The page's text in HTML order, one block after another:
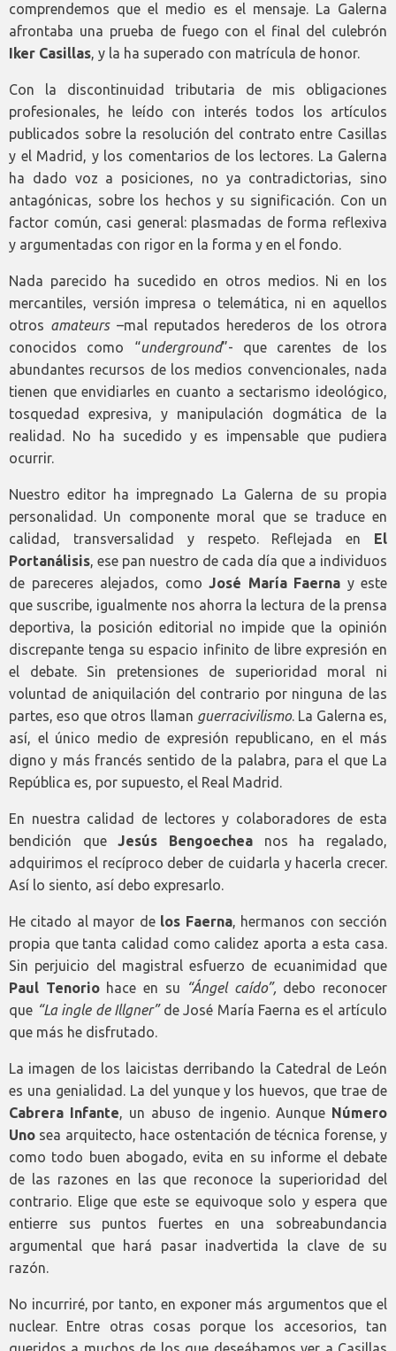
comprendemos que el medio es el mensaje. La Galerna
afrontaba una prueba de fuego con el final del culebrón
Iker Casillas, y la ha superado con matrícula de honor.
Con la discontinuidad tributaria de mis obligaciones
profesionales, he leído con interés todos los artículos
publicados sobre la resolución del contrato entre Casillas
y el Madrid, y los comentarios de los lectores. La Galerna
ha dado voz a posiciones, no ya contradictorias, sino
antagónicas, sobre los hechos y su significación. Con un
factor común, casi general: plasmadas de forma reflexiva
y argumentadas con rigor en la forma y en el fondo.
Nada parecido ha sucedido en otros medios. Ni en los
mercantiles, versión impresa o telemática, ni en aquellos
otros amateurs–mal reputados herederos de los otrora
conocidos como “underground”- que carentes de los
abundantes recursos de los medios convencionales, nada
tienen que envidiarles en cuanto a sectarismo ideológico,
tosquedad expresiva, y manipulación dogmática de la
realidad. No ha sucedido y es impensable que pudiera
ocurrir.
Nuestro editor ha impregnado La Galerna de su propia
personalidad. Un componente moral que se traduce en
calidad, transversalidad y respeto. Reflejada en
El
Portanálisis, ese pan nuestro de cada día que a individuos
de pareceres alejados, como José María Faerna y este
que suscribe, igualmente nos ahorra la lectura de la prensa
deportiva, la posición editorial no impide que la opinión
discrepante tenga su espacio infinito de libre expresión en
el debate. Sin pretensiones de superioridad moral ni
voluntad de aniquilación del contrario por ninguna de las
partes, eso que otros llaman guerracivilismo. La Galerna es,
así, el único medio de expresión republicano, en el más
digno y más francés sentido de la palabra, para el que La
República es, por supuesto, el Real Madrid.
En nuestra calidad de lectores y colaboradores de esta
bendición queJesús Bengoechea nos ha regalado,
adquirimos el recíproco deber de cuidarla y hacerla crecer.
Así lo siento, así debo expresarlo.
He citado al mayor de los Faerna, hermanos con sección
propia que tanta calidad como calidez aporta a esta casa.
Sin perjuicio del magistral esfuerzo de ecuanimidad que
Paul Tenoriohace en su “Ángel caído”, debo reconocer
que “La ingle de Illgner”de José María Faerna es el artículo
que más he disfrutado.
La imagen de los laicistas derribando la Catedral de León
es una genialidad. La del yunque y los huevos, que trae de
Cabrera Infante, un abuso de ingenio. Aunque Número
Uno sea arquitecto, hace ostentación de técnica forense, y
como todo buen abogado, evita en su informe el debate
de las razones en las que reconoce la superioridad del
contrario. Elige que este se equivoque solo y espera que
entierre sus puntos fuertes en una sobreabundancia
argumental que hará pasar inadvertida la clave de su
razón.
No incurriré, por tanto, en exponer más argumentos que el
nuclear. Entre otras cosas porque los accesorios, tan